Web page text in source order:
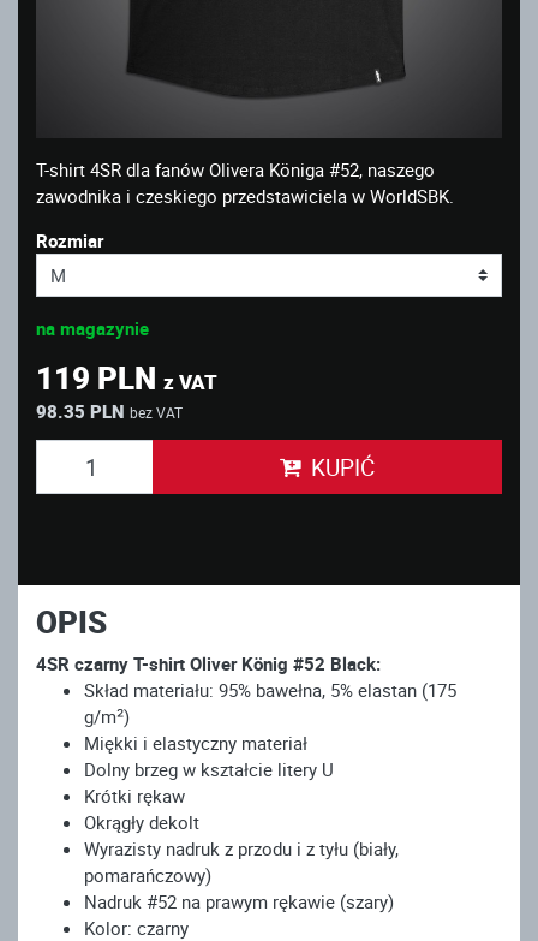
T-shirt 4SR dla fanów Olivera Königa #52, naszego
zawodnika i czeskiego przedstawiciela w WorldSBK.
Rozmiar
na magazynie
119 PLN z VAT
98.35 PLN bez VAT
KUPIĆ
OPIS
4SR czarny T-shirt Oliver König #52 Black:
Skład materiału: 95% bawełna, 5% elastan (175
g/m²)
Miękki i elastyczny materiał
Dolny brzeg w kształcie litery U
Krótki rękaw
Okrągły dekolt
Wyrazisty nadruk z przodu i z tyłu (biały,
pomarańczowy)
Nadruk #52 na prawym rękawie (szary)
Kolor: czarny